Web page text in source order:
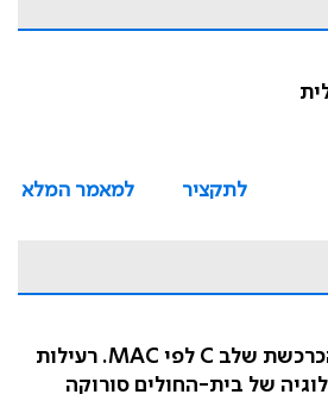
לתקציר
למאמר המלא
טיפול מסייע בסרטן הכרכשת שלב C לפי MAC. רעילות
של בית-החולים סורוקה